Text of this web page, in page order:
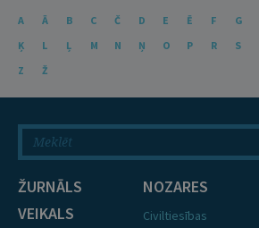
A Ā B C Č D E Ē F G
Ķ
L Ļ M N Ņ O P R S
Z
Ž
ŽURNĀLS
VEIKALS
NOZARES
Civiltiesības